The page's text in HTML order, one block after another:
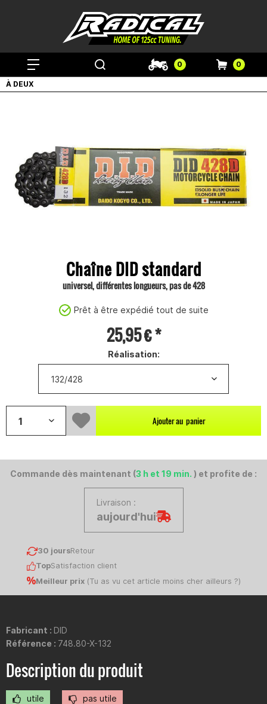
0 0
À DEUX
Chaîne DID standard
universel, différentes longueurs, pas de 428
Prêt à être expédié tout de suite
25,95 € *
Réalisation:
Ajouter au panier
Commande dès maintenant (3 h et 19 min. ) et profite de :
Livraison :
aujourd'hui
30 joursRetour
TopSatisfaction client
Meilleur prix(Tu as vu cet article moins cher ailleurs ?)
Fabricant : DID
Référence : 748.80-X-132
Description du produit
utile pas utile